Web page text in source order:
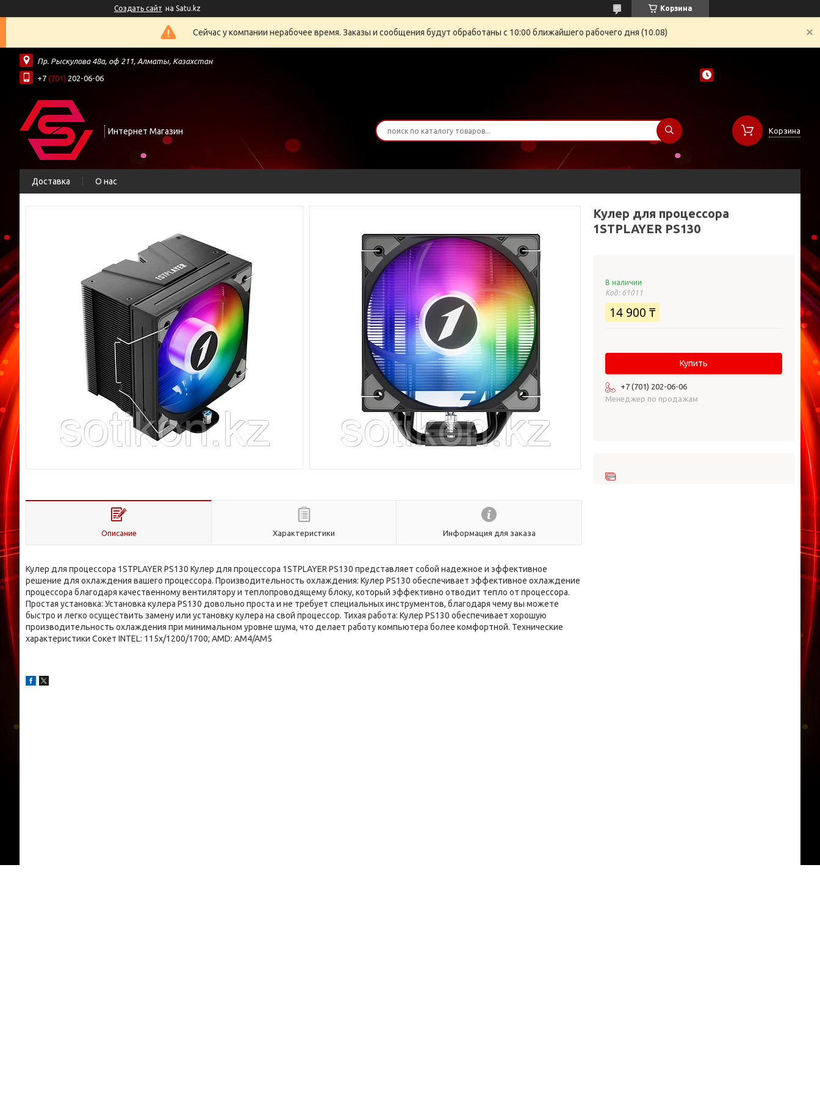
Создать сайт на Satu.kz Корзина
Сейчас у компании нерабочее время. Заказы и сообщения будут обработаны с 10:00 ближайшего рабочего дня (10.08)
Пр. Рыскулова 48а, оф 211, Алматы, Казахстан
+7 (701) 202-06-06
Интернет Магазин Корзина
Доставка О нас
Описание Характеристики Информация для заказа
Кулер для процессора 1STPLAYER PS130 Кулер для процессора 1STPLAYER PS130 представляет собой надежное и эффективное
решение для охлаждения вашего процессора. Производительность охлаждения: Кулер PS130 обеспечивает эффективное охлаждение
процессора благодаря качественному вентилятору и теплопроводящему блоку, который эффективно отводит тепло от процессора.
Простая установка: Установка кулера PS130 довольно проста и не требует специальных инструментов, благодаря чему вы можете
быстро и легко осуществить замену или установку кулера на свой процессор. Тихая работа: Кулер PS130 обеспечивает хорошую
производительность охлаждения при минимальном уровне шума, что делает работу компьютера более комфортной. Технические
характеристики Сокет INTEL: 115x/1200/1700; AMD: AM4/AM5
Кулер для процессора
1STPLAYER PS130
В наличии
Код: 61011
14 900 ₸
Купить
+7 (701) 202-06-06
Менеджер по продажам